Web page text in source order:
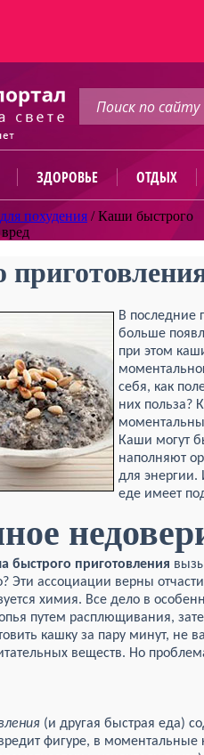
ЗДОРОВЬЕ ОТДЫХ
похудения /Каши быстрого
В последние
больше
при этом
себя, как
них польза?
Каши могут
наполняют
для
еде имеет
быстрого приготовления
Эти ассоциации верны
химия. Все дело в
путем расплющивания,
кашку за пару минут, не
веществ. Но
(и другая быстрая еда)
фигуре, в моментальные